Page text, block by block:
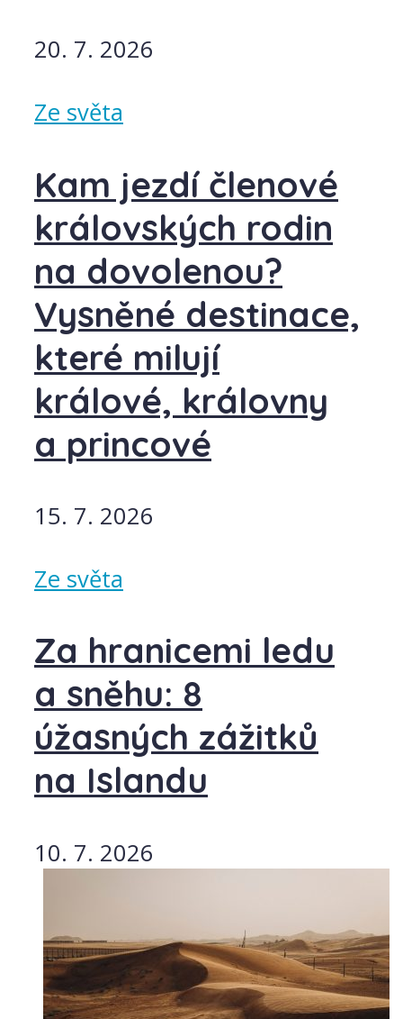
20. 7. 2026
Ze světa
Kam jezdí členové
královských rodin
na dovolenou?
Vysněné destinace,
které milují
králové, královny
a princové
15. 7. 2026
Ze světa
Za hranicemi ledu
a sněhu: 8
úžasných zážitků
na Islandu
10. 7. 2026